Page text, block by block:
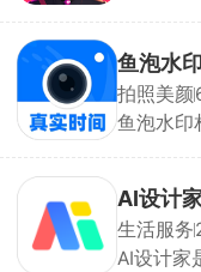
戏剧情还
大幅降低
普通人也
人人都能
鱼泡水
拍照美颜
鱼泡水印
加上改不
印，防止
程验收、
AI设计
生活服务
AI设计家